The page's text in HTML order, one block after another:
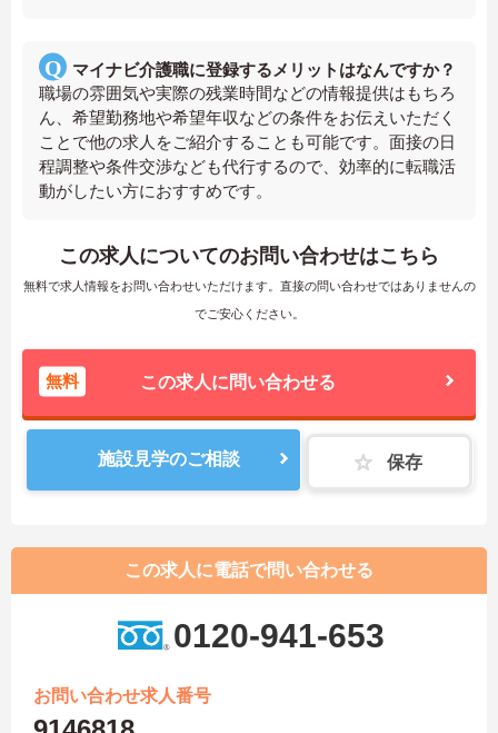
マイナビ介護職に登録するメリットはなんですか？
職場の雰囲気や実際の残業時間などの情報提供はもちろ
ん、希望勤務地や希望年収などの条件をお伝えいただく
ことで他の求人をご紹介することも可能です。面接の日
程調整や条件交渉なども代行するので、効率的に転職活
動がしたい方におすすめです。
この求人についてのお問い合わせはこちら
無料で求人情報をお問い合わせいただけます。直接の問い合わせではありませんの
でご安心ください。
無料 この求人に問い合わせる
施設見学のご相談 保存
この求人に電話で問い合わせる
0120-941-653
お問い合わせ求人番号